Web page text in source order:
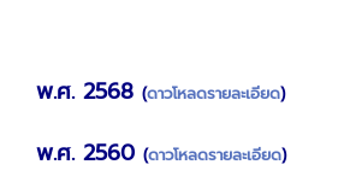
พ.ศ. 2568 (ดาวโหลดรายละเอียด)
พ.ศ. 2560 (ดาวโหลดรายละเอียด)